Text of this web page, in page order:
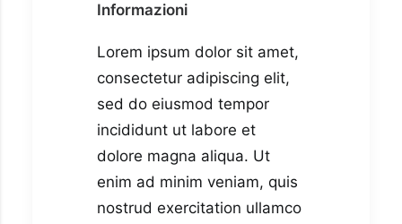
Informazioni
Lorem ipsum dolor sit amet,
consectetur adipiscing elit,
sed do eiusmod tempor
incididunt ut labore et
dolore magna aliqua. Ut
enim ad minim veniam, quis
nostrud exercitation ullamco